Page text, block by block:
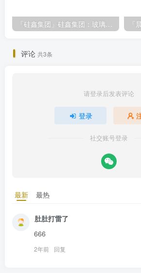
「硅鑫集团」硅鑫集团：玻璃钢市场新宠，投资潜力揭秘！
评论 共3条
请登录后发表评论
登录
社交账号登录
最新 最热
肚肚打雷了
666
2年前 回复